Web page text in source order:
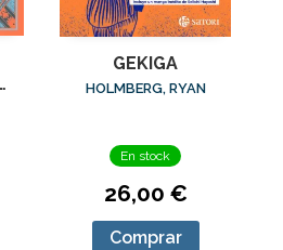
GEKIGA
HOLMBERG, RYAN
En stock
26,00 €
Comprar